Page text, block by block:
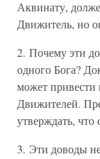
Аквинату,
Движитель, но
2. Почему эти
одного Бога?
может
Движителей.
утверждать, что
3. Эти доводы